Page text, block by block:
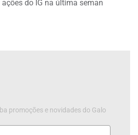
do IG na última seman
promoções e novidades do Galo